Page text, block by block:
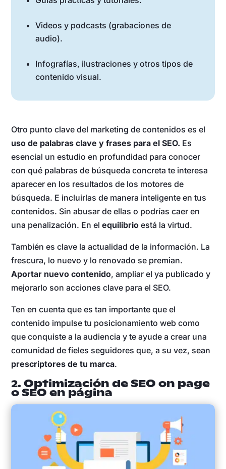
Videos y podcasts (grabaciones de
audio).
Infografías, ilustraciones y otros tipos de
contenido visual.
Otro punto clave del marketing de contenidos es el
uso de palabras clave y frases para el SEO. Es
esencial un estudio en profundidad para conocer
con qué palabras de búsqueda concreta te interesa
aparecer en los resultados de los motores de
búsqueda. E incluirlas de manera inteligente en tus
contenidos. Sin abusar de ellas o podrías caer en
una penalización. En elequilibrio está la virtud.
También es clave la actualidad de la información. La
frescura, lo nuevo y lo renovado se premian.
Aportar nuevo contenido, ampliar el ya publicado y
mejorarlo son acciones clave para el SEO.
Ten en cuenta que es tan importante que el
contenido impulse tu posicionamiento web como
que conquiste a la audiencia y te ayude a crear una
comunidad de fieles seguidores que, a su vez, sean
prescriptores de tu marca.
2. Optimización de SEO on page
o SEO en página